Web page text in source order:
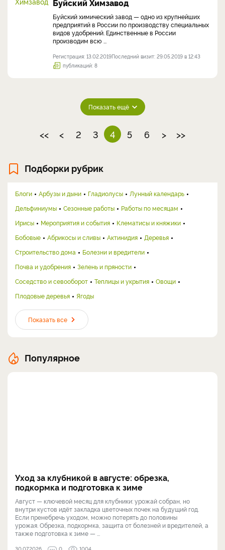
Буйский Химзавод
Буйский химический завод — одно из крупнейших
предприятий в России по производству специальных
видов удобрений. Единственные в России
производим всю ...
Регистрация: 13.02.2019Последний визит: 29.05.2019 в 12:43
публикаций: 8
Показать ещё
<< < 2 3 4 5 6 > >>
Подборки рубрик
Блоги Арбузы и дыни Гладиолусы
Лунный календарь
Дельфиниумы
Сезонные работы
Работы по месяцам
Ирисы
Мероприятия и события
Клематисы и княжики
Бобовые
Абрикосы и сливы Актинидия
Деревья
Строительство дома
Болезни и вредители
Почва и удобрения
Зелень и пряности
Соседство и севооборот
Теплицы и укрытия
Овощи
Плодовые деревья
Ягоды
Показать все
Популярное
Уход за клубникой в августе: обрезка,
подкормка и подготовка к зиме
Август — ключевой месяц для клубники: урожай собран, но
внутри кустов идёт закладка цветочных почек на будущий год.
Если пренебречь уходом, можно потерять до половины
урожая. Обрезка, подкормка, защита от болезней и вредителей, а
также подготовка к зиме — ...